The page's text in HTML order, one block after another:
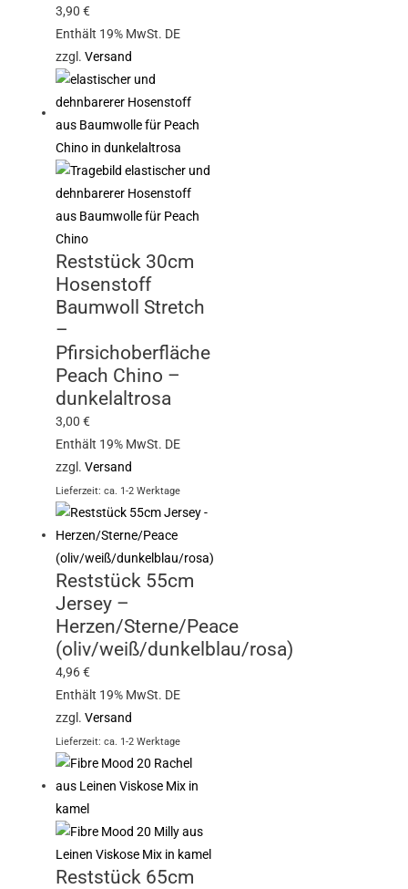
3,90€
Enthält 19% MwSt. DE
zzgl.Versand
Reststück 30cm
Hosenstoff
Baumwoll Stretch
–
Pfirsichoberfläche
Peach Chino –
dunkelaltrosa
3,00€
Enthält 19% MwSt. DE
zzgl.Versand
Lieferzeit: ca. 1-2 Werktage
Reststück 55cm
Jersey –
Herzen/Sterne/Peace
(oliv/weiß/dunkelblau/rosa)
4,96€
Enthält 19% MwSt. DE
zzgl.Versand
Lieferzeit: ca. 1-2 Werktage
Reststück 65cm